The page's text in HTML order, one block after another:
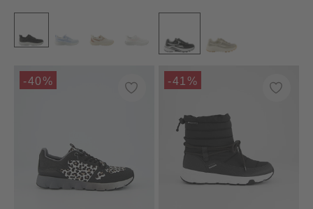
-40% -41%